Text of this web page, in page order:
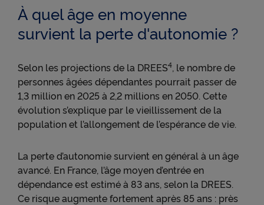
À quel âge en moyenne
survient la perte d'autonomie ?
Selon les projections de la DREES4, le nombre de
personnes âgées dépendantes pourrait passer de
1,3 million en 2025 à 2,2 millions en 2050. Cette
évolution s’explique par le vieillissement de la
population et l’allongement de l’espérance de vie.
La perte d’autonomie survient en général à un âge
avancé. En France, l’âge moyen d’entrée en
dépendance est estimé à 83 ans, selon la DREES.
Ce risque augmente fortement après 85 ans : près